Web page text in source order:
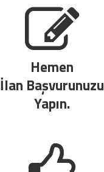
Hemen
İlan Başvurunuzu
Yapın.